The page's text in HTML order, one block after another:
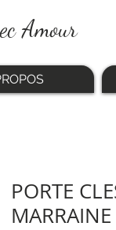
Amour
PORTE
MARRAINE